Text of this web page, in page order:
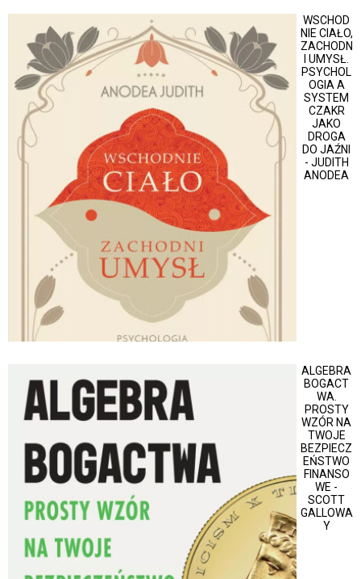
WSCHOD
NIE CIAŁO,
ZACHODN
I UMYSŁ.
PSYCHOL
OGIA A
SYSTEM
CZAKR
JAKO
DROGA
DO JAŹNI
- JUDITH
ANODEA
ALGEBRA
BOGACT
WA.
PROSTY
WZÓR NA
TWOJE
BEZPIECZ
EŃSTWO
FINANSO
WE -
SCOTT
GALLOWA
Y